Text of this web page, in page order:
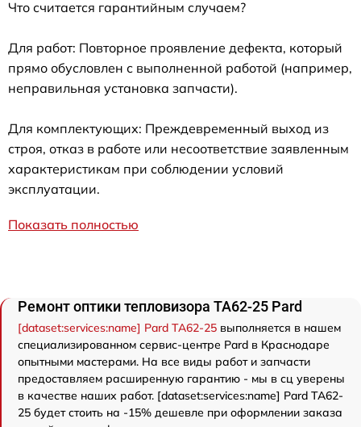
Что считается гарантийным случаем?
Для работ: Повторное проявление дефекта, который
прямо обусловлен с выполненной работой (например,
неправильная установка запчасти).
Для комплектующих: Преждевременный выход из
строя, отказ в работе или несоответствие заявленным
характеристикам при соблюдении условий
эксплуатации.
Показать полностью
Ремонт оптики тепловизора TA62-25 Pard
[dataset:services:name] Pard TA62-25 выполняется в нашем
специализированном сервис-центре Pard в Краснодаре
опытными мастерами. На все виды работ и запчасти
предоставляем расширенную гарантию - мы в сц уверены
в качестве наших работ. [dataset:services:name] Pard TA62-
25 будет стоить на -15% дешевле при оформлении заказа